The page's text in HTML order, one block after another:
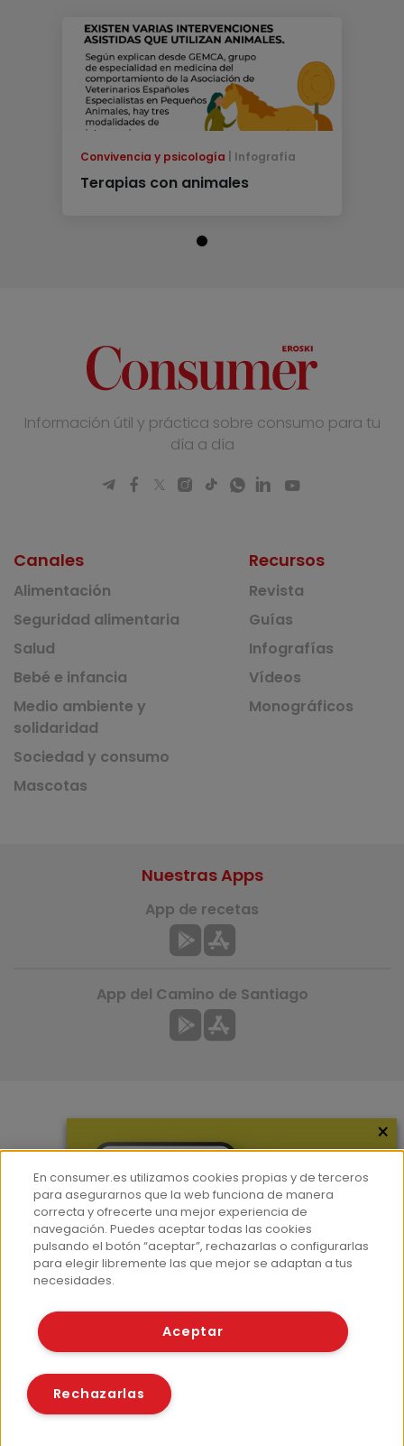
Convivencia y psicología Infografía
Terapias con animales
Información útil y práctica sobre consumo para tu
día a día
Canales
Alimentación
Seguridad alimentaria
Salud
Bebé e infancia
Medio ambiente y
solidaridad
Sociedad y consumo
Mascotas
Recursos
Revista
Guías
Infografías
Vídeos
Monográficos
Hemeroteca
Contacto
Prensa
Corpus Lingüístico Consumer
Nuestras Apps
App de recetas
App del Camino de Santiago
© Fundación EROSKI
Políticas de cookies
×
En consumer.es utilizamos cookies propias y de terceros
para asegurarnos que la web funciona de manera
correcta y ofrecerte una mejor experiencia de
navegación. Puedes aceptar todas las cookies
pulsando el botón “aceptar”, rechazarlas o configurarlas
para elegir libremente las que mejor se adaptan a tus
necesidades.
Aceptar
Rechazarlas